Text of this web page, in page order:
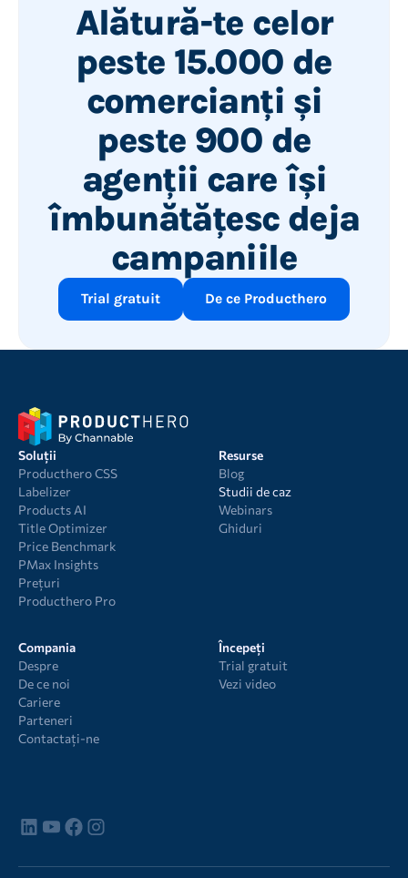
Alătură-te celor
peste 15.000 de
comercianți și
peste 900 de
agenții care își
îmbunătățesc deja
campaniile
Trial gratuit De ce Producthero
Soluții
Producthero CSS
Labelizer
Products AI
Title Optimizer
Price Benchmark
PMax Insights
Prețuri
Producthero Pro
Resurse
Blog
Studii de caz
Webinars
Ghiduri
Compania
Despre
De ce noi
Cariere
Parteneri
Contactați-ne
Începeți
Trial gratuit
Vezi video